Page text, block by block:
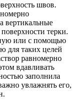
швов.
вертикальные
терки.
или с помощью
для таких целей
равномерно
вдавливать
заполнила
увлажнять его,